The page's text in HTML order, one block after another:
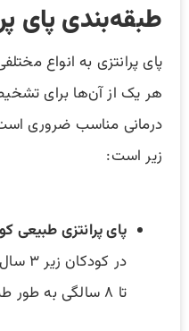
طبقه‌بندی پای
پای پرانتزی به انواع
هر یک از آن‌ها برای
درمانی مناسب ضروری
زیر است:
پای پرانتزی طبیعی
تا ۸ سالگی به طور طبیعی اصلاح می‌شود.